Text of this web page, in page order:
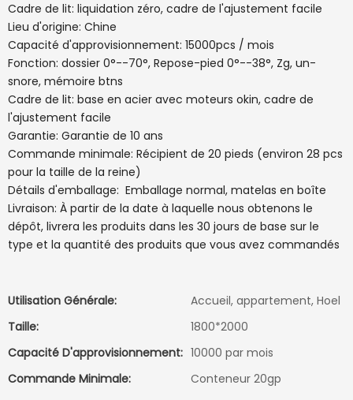
Cadre de lit: liquidation zéro, cadre de l'ajustement facile
Lieu d'origine: Chine
Capacité d'approvisionnement: 15000pcs / mois
Fonction: dossier 0°--70°, Repose-pied 0°--38°, Zg, un-
snore, mémoire btns
Cadre de lit: base en acier avec moteurs okin, cadre de
l'ajustement facile
Garantie: Garantie de 10 ans
Commande minimale: Récipient de 20 pieds (environ 28 pcs
pour la taille de la reine)
Détails d'emballage: Emballage normal, matelas en boîte
Livraison: À partir de la date à laquelle nous obtenons le
dépôt, livrera les produits dans les 30 jours de base sur le
type et la quantité des produits que vous avez commandés
Utilisation Générale:
Accueil, appartement, Hoel
Taille:
1800*2000
Capacité D'approvisionnement: 10000 par mois
Commande Minimale:
Conteneur 20gp